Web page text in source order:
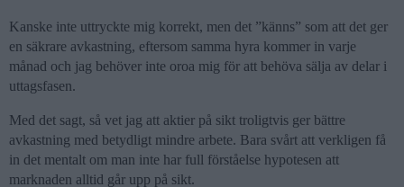
Kanske inte uttryckte mig korrekt, men det ”känns” som att det ger
en säkrare avkastning, eftersom samma hyra kommer in varje
månad och jag behöver inte oroa mig för att behöva sälja av delar i
uttagsfasen.
Med det sagt, så vet jag att aktier på sikt troligtvis ger bättre
avkastning med betydligt mindre arbete. Bara svårt att verkligen få
in det mentalt om man inte har full förståelse hypotesen att
marknaden alltid går upp på sikt.